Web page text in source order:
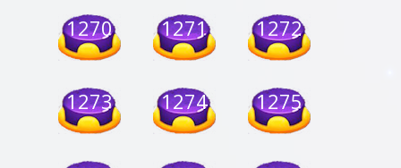
1270 1271 1272
1273 1274 1275